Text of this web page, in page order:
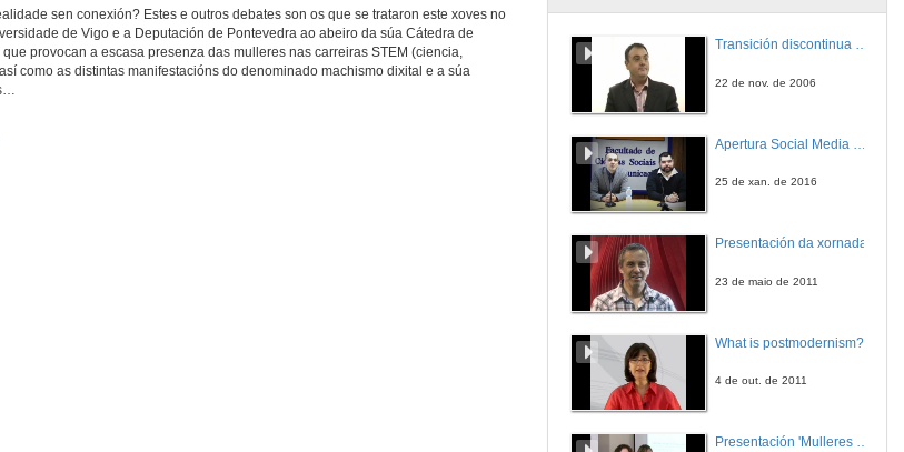
sen conexión? Estes e outros debates son os que se trataron este xoves no
de Vigo e a Deputación de Pontevedra ao abeiro da súa Cátedra de
provocan a escasa presenza das mulleres nas carreiras STEM (ciencia,
como as distintas manifestacións do denominado machismo dixital e a súa
Transición discontinua de partículas de microgel termosensible
22 de nov. de 2006
25 de xan. de 2016
Presentación da xornada
23 de maio de 2011
What is postmodernism?
4 de out. de 2011
Presentación 'Mulleres no software libre'